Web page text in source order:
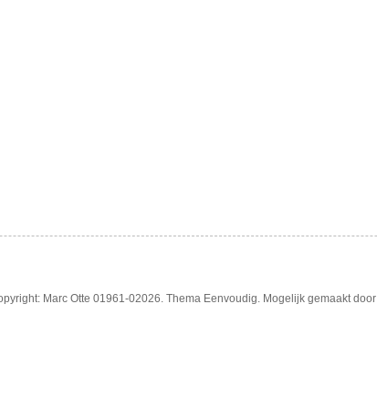
Marc Otte 01961-02026. Thema Eenvoudig. Mogelijk gemaakt door